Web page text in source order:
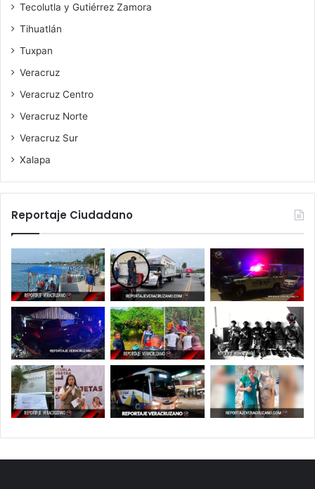
Tecolutla y Gutiérrez Zamora
Tihuatlán
Tuxpan
Veracruz
Veracruz Centro
Veracruz Norte
Veracruz Sur
Xalapa
Reportaje Ciudadano